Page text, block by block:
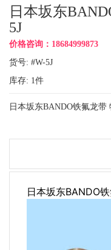
日本坂东
5J
价格咨询：18684999873
货号: #W-5J
库存: 1件
日本坂东BANDO铁氟龙带
日本坂东BANDO